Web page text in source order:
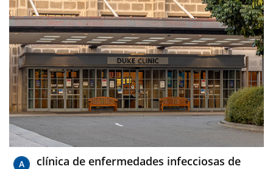
clínica de enfermedades infecciosas de